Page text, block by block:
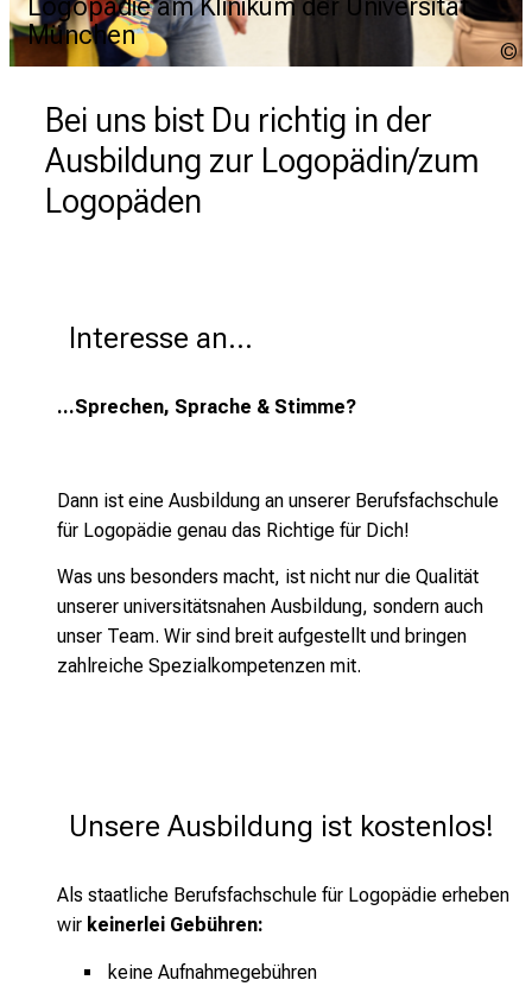
München
München
München
München
Bei uns bist Du richtig in der
Ausbildung zur Logopädin/zum
Logopäden
Interesse an...
...Sprechen, Sprache & Stimme?
Dann ist eine Ausbildung an unserer Berufsfachschule
für Logopädie genau das Richtige für Dich!
Was uns besonders macht, ist nicht nur die Qualität
unserer universitätsnahen Ausbildung, sondern auch
unser Team. Wir sind breit aufgestellt und bringen
zahlreiche Spezialkompetenzen mit.
Als staatliche Berufsfachschule für Logopädie erheben
wir keinerlei Gebühren:
keine Aufnahmegebühren